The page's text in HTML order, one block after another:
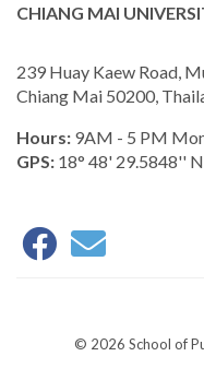
CHIANG MAI
239 Huay Kaew Road,
Chiang Mai 50200,
Hours: 9AM - 5 PM
GPS: 18° 48' 29.5848''
© 2026 School of